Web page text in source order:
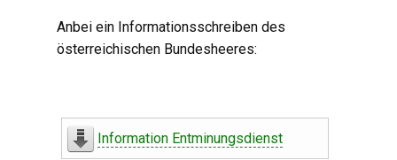
Anbei ein Informationsschreiben des
österreichischen Bundesheeres:
Information Entminungsdienst